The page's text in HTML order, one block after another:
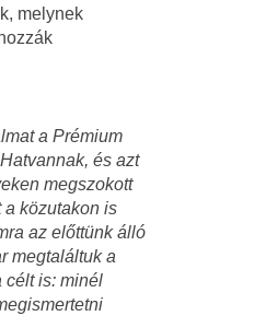
melynek
a Prémium
és azt
megszokott
a közutakon is
az előttünk álló
megtaláltuk a
célt is: minél